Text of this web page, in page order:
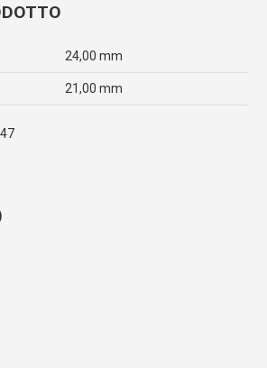
24,00 mm
21,00 mm